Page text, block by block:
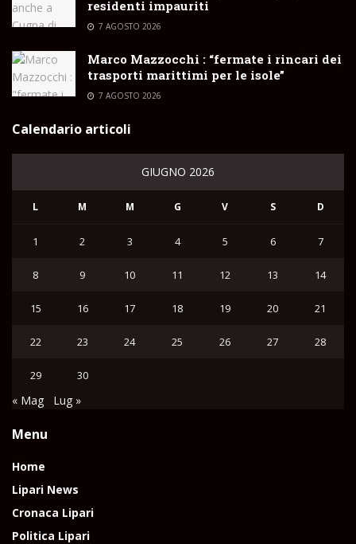
residenti impauriti
7 AGOSTO 2026
Marco Mazzocchi : “fermate i rincari dei
trasporti marittimi per le isole”
7 AGOSTO 2026
Calendario articoli
GIUGNO 2026
L M M G V S D
1 2 3 4 5 6 7
8 9 10 11 12 13 14
15 16 17 18 19 20 21
22 23 24 25 26 27 28
29 30
« Mag Lug »
Menu
Home
Lipari News
Cronaca Lipari
Politica Lipari